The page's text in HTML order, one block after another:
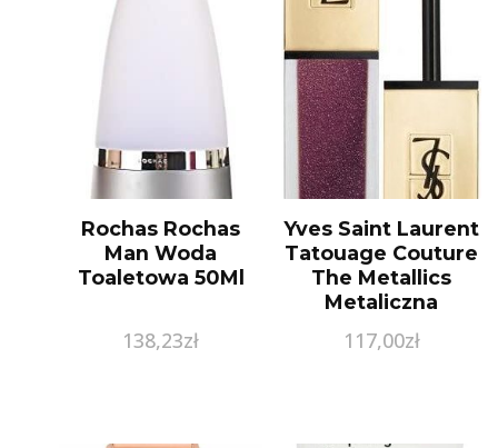
Rochas Rochas
Man Woda
Toaletowa 50Ml
138,23zł
Yves Saint Laurent
Tatouage Couture
The Metallics
Metaliczna
107 Magnetic
117,00zł